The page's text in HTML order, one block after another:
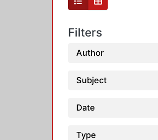
Filters
Author
Subject
Date
Type